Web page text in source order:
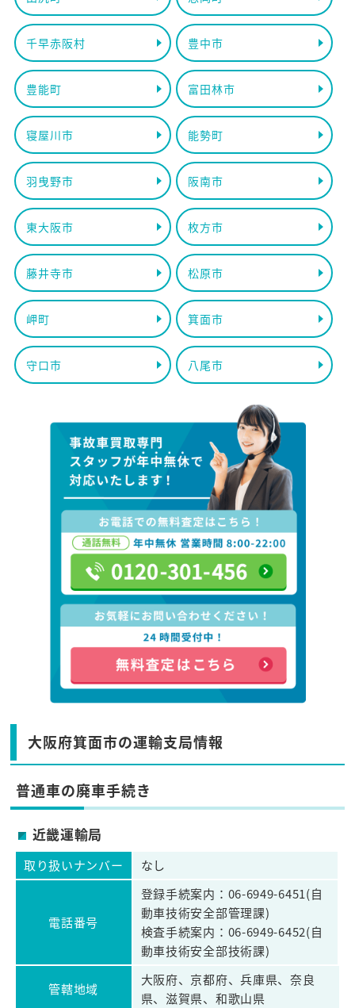
千早赤阪村 豊中市
豊能町 富田林市
寝屋川市 能勢町
羽曳野市 阪南市
東大阪市 枚方市
藤井寺市 松原市
岬町 箕面市
守口市 八尾市
大阪府箕面市の運輸支局情報
普通車の廃車手続き
近畿運輸局
取り扱いナンバー なし
電話番号
登録手続案内：06-6949-6451(自
動車技術安全部管理課)
検査手続案内：06-6949-6452(自
動車技術安全部技術課)
管轄地域
大阪府、京都府、兵庫県、奈良
県、滋賀県、和歌山県